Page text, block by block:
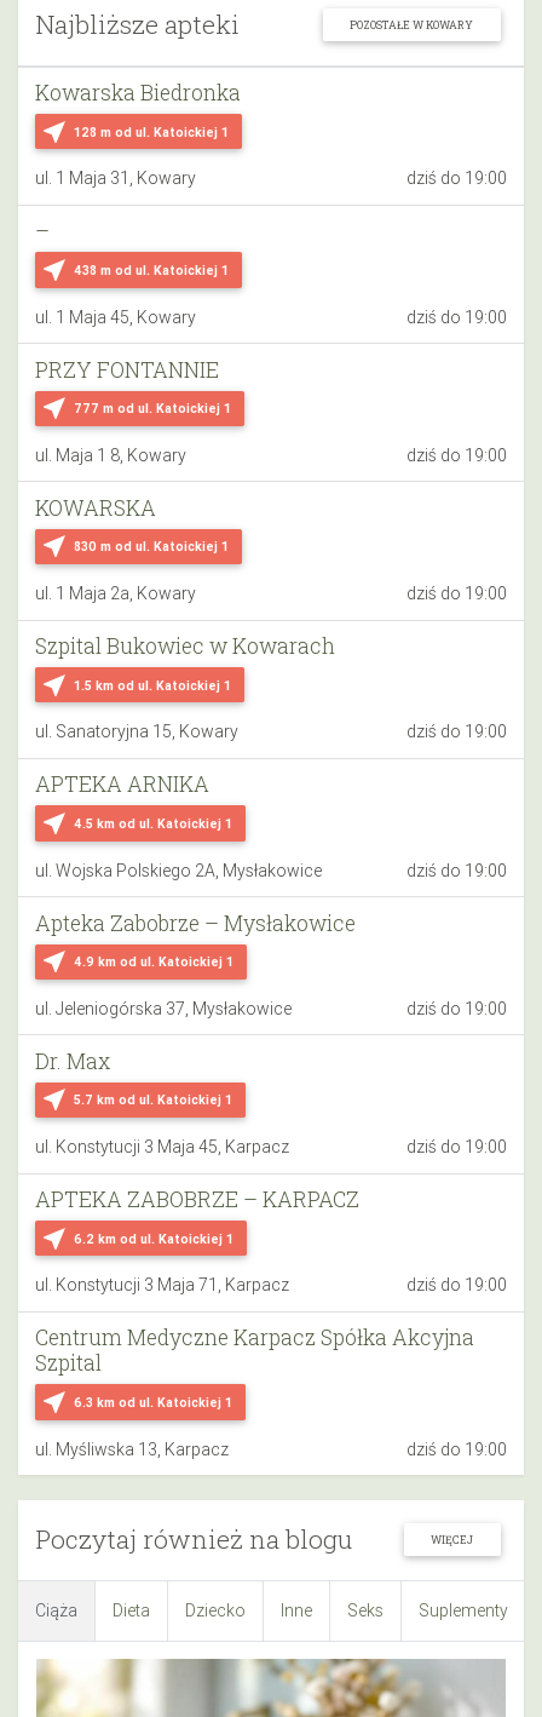
Najbliższe apteki POZOSTAŁE W KOWARY
near_me 128 m od ul. Katoickiej 1
Kowarska Biedronka
ul. 1 Maja 31, Kowary dziś do 19:00
near_me 438 m od ul. Katoickiej 1
–
ul. 1 Maja 45, Kowary dziś do 19:00
near_me 777 m od ul. Katoickiej 1
PRZY FONTANNIE
ul. Maja 1 8, Kowary dziś do 19:00
near_me 830 m od ul. Katoickiej 1
KOWARSKA
ul. 1 Maja 2a, Kowary dziś do 19:00
near_me 1.5 km od ul. Katoickiej 1
Szpital Bukowiec w Kowarach
ul. Sanatoryjna 15, Kowary dziś do 19:00
near_me 4.5 km od ul. Katoickiej 1
APTEKA ARNIKA
ul. Wojska Polskiego 2A, Mysłakowice dziś do 19:00
near_me 4.9 km od ul. Katoickiej 1
Apteka Zabobrze – Mysłakowice
ul. Jeleniogórska 37, Mysłakowice dziś do 19:00
near_me 5.7 km od ul. Katoickiej 1
Dr. Max
ul. Konstytucji 3 Maja 45, Karpacz dziś do 19:00
near_me 6.2 km od ul. Katoickiej 1
APTEKA ZABOBRZE – KARPACZ
ul. Konstytucji 3 Maja 71, Karpacz dziś do 19:00
near_me 6.3 km od ul. Katoickiej 1
Centrum Medyczne Karpacz Spółka Akcyjna
Szpital
ul. Myśliwska 13, Karpacz dziś do 19:00
Poczytaj również na blogu WIĘCEJ
Ciąża Dieta Dziecko Inne Seks Suplementy